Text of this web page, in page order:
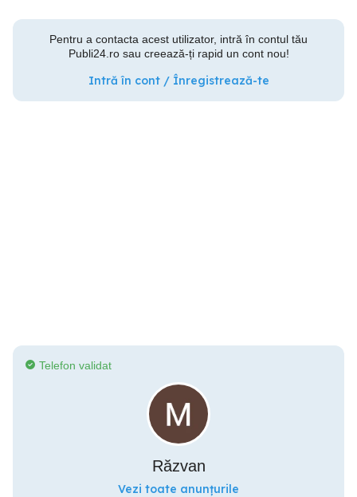
Pentru a contacta acest utilizator, intră în contul tău
Publi24.ro sau creează-ți rapid un cont nou!
Intră în cont / Înregistrează-te
Telefon validat
Răzvan
Vezi toate anunțurile